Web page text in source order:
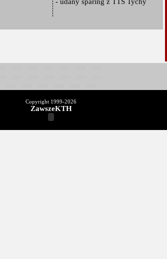
Copyright 1999-2026
ZawszeKTH